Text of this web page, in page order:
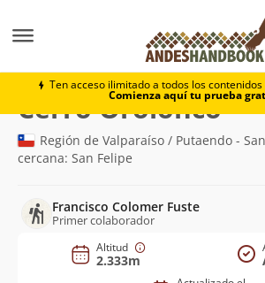
Ten acceso ilimitado a todos los
Comienza aquí tu prueba
Cerro Orolonco
Cerro Orolonco
Región de Valparaíso / Putaendo -
cercana: San Felipe
Francisco Colomer Fuste
Primer colaborador
Altitud
2.333m